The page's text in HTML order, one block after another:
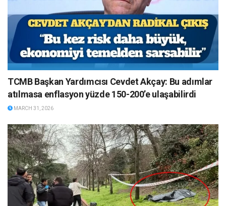
TCMB Başkan Yardımcısı Cevdet Akçay: Bu adımlar
atılmasa enflasyon yüzde 150-200’e ulaşabilirdi
MARCH 31, 2026